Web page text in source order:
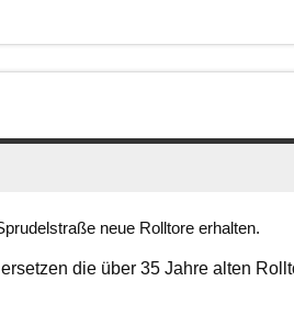
neue Rolltore erhalten.
die über 35 Jahre alten